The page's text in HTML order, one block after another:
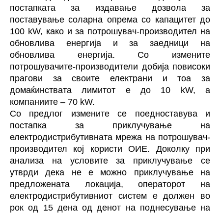
постапката за издавање дозвола за
поставување соларна опрема со капацитет до
100 kW, како и за потрошувач-производител на
обновлива енергија и за заедници на
обновлива енергија. Со измените
потрошувачите-производители добија повисоки
прагови за своите електрани и тоа за
домаќинствата лимитот е до 10 kW, а
компаниите – 70 kW.
Со предлог измените се поедноставува и
постапка за приклучување на
електродистрибутивната мрежа на потрошувач-
производител кој користи ОИЕ. Доколку при
анализа на условите за приклучување се
утврди дека не е можно приклучување на
предложената локација, операторот на
електродистрибутивниот систем е должен во
рок од 15 дена од денот на поднесување на